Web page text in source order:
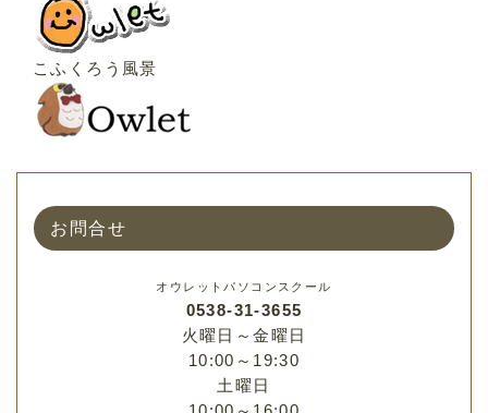
こふくろう風景
お問合せ
オウレットパソコンスクール
0538-31-3655
火曜日～金曜日
10:00～19:30
土曜日